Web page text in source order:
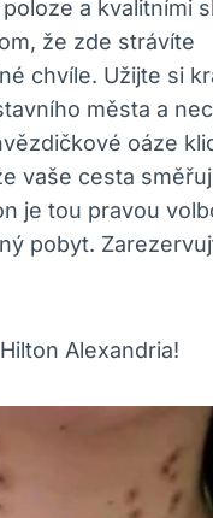
a kvalitními
že zde strávíte
chvíle. Užijte si
města a
oáze
vaše cesta
je tou pravou
pobyt.
Alexandria!